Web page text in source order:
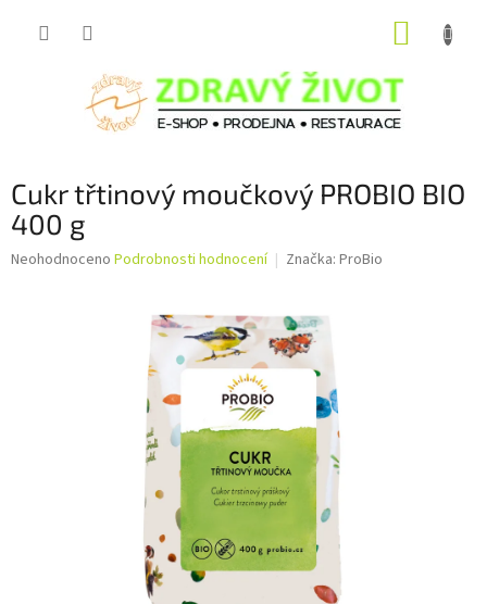
Cukr třtinový moučkový PROBIO BIO
400 g
Průměrné
Neohodnoceno Podrobnosti hodnocení Značka: ProBio